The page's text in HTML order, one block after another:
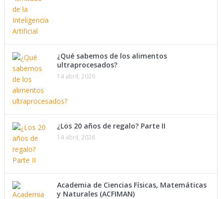
¿Qué sabemos de los alimentos
ultraprocesados?
14 abril, 2026
¿Los 20 años de regalo? Parte II
14 abril, 2026
Academia de Ciencias Físicas, Matemáticas
y Naturales (ACFIMAN)